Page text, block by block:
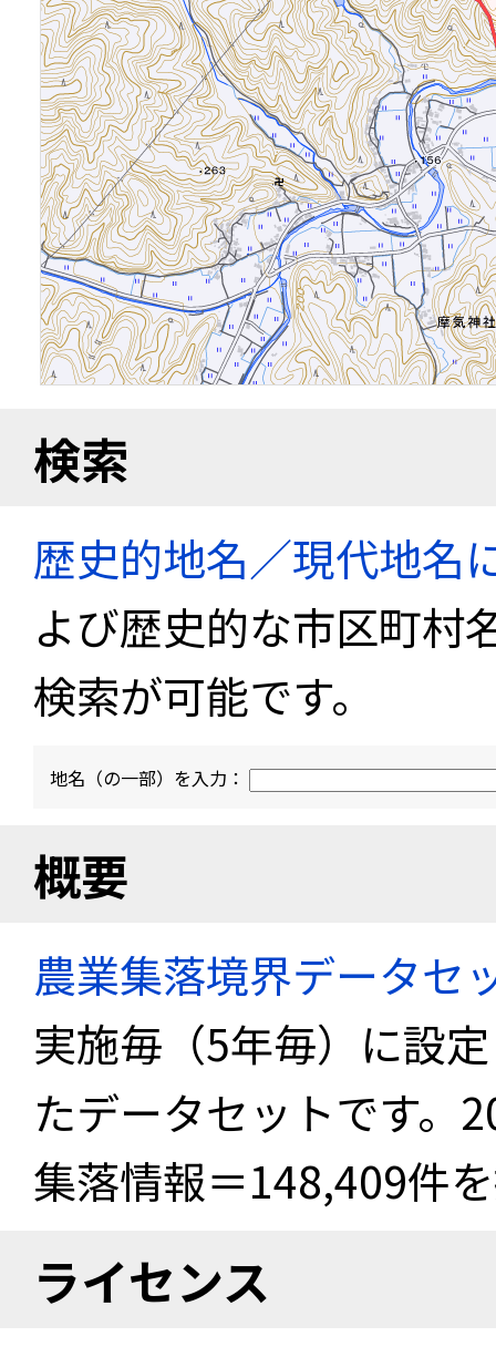
検索
歴史的地名／現代地名
よび歴史的な市区町村
検索が可能です。
地名（の一部）を入力：
概要
農業集落境界データセ
実施毎（5年毎）に設
たデータセットです。
集落情報＝148,409件
ライセンス